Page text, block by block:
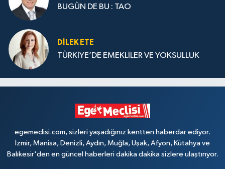
BUGÜN DE BU : TAO
DILEK ETE
TÜRKİYE’DE EMEKLİLER VE YOKSULLUK
egemeclisi.com, sizleri yaşadığınız kentten haberdar ediyor.
İzmir, Manisa, Denizli, Aydın, Muğla, Uşak, Afyon, Kütahya ve
Balıkesir'den en güncel haberleri dakika dakika sizlere ulaştırıyor.